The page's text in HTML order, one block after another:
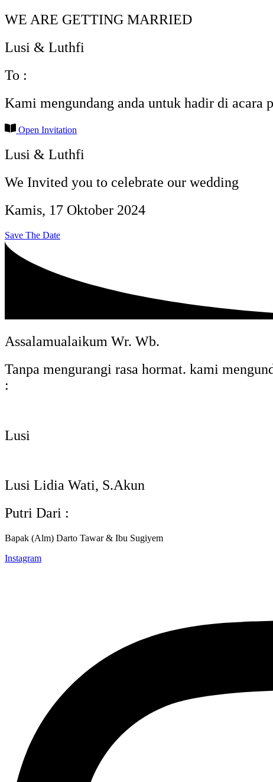
WE ARE GETTING MARRIED
Lusi & Luthfi
To :
Kami mengundang anda untuk hadir di acara
Open Invitation
Lusi & Luthfi
We Invited you to celebrate our wedding
Kamis, 17 Oktober 2024
Save The Date
Assalamualaikum Wr. Wb.
Tanpa mengurangi rasa hormat. kami
:
Lusi
Lusi Lidia Wati, S.Akun
Putri Dari :
Bapak (Alm) Darto Tawar & Ibu Sugiyem
Instagram